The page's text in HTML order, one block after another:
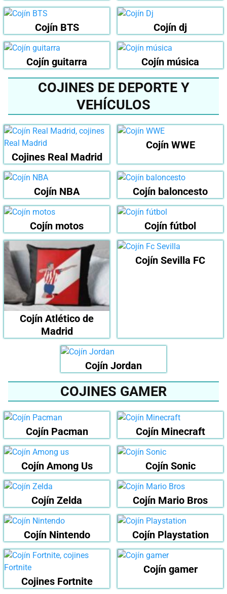
Cojín BTS Cojín dj
Cojín guitarra Cojín música
COJINES DE DEPORTE Y
VEHÍCULOS
Cojines Real Madrid
Cojín WWE
Cojín NBA Cojín baloncesto
Cojín motos Cojín fútbol
Cojín Atlético de
Madrid
Cojín Sevilla FC
Cojín Jordan
COJINES GAMER
Cojín Pacman Cojín Minecraft
Cojín Among Us Cojín Sonic
Cojín Zelda Cojín Mario Bros
Cojín Nintendo Cojín Playstation
Cojines Fortnite
Cojín gamer